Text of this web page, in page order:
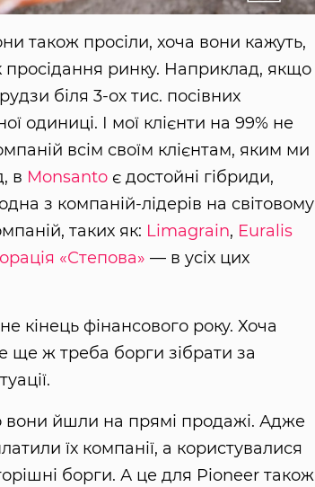
також просіли, хоча вони кажуть,
ринку. Наприклад, якщо
біля 3-ох тис. посівних
одиниці. І мої клієнти на 99% не
всім своїм клієнтам, яким ми
в Monsantoє достойні гібриди,
з компаній-лідерів на світовому
таких як: Limagrain, Еuralis
«Степова» — в усіх цих
кінець фінансового року. Хоча
ще ж треба борги зібрати за
йшли на прямі продажі. Адже
їх компанії, а користувалися
борги. А це для Pioneer також